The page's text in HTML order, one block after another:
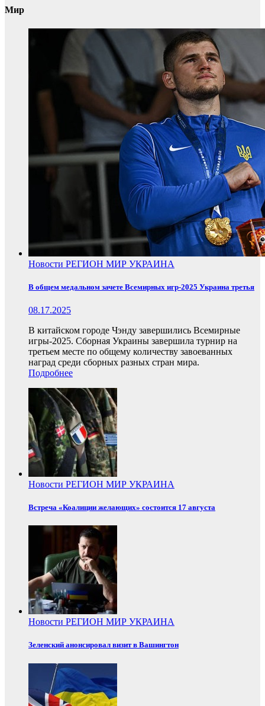
Мир
Новости РЕГИОН МИР УКРАИНА
В общем медальном зачете Всемирных игр-2025 Украина третья
08.17.2025
В китайском городе Чэнду завершились Всемирные
игры-2025. Сборная Украины завершила турнир на
третьем месте по общему количеству завоеванных
наград среди сборных разных стран мира.
Подробнее
Новости РЕГИОН МИР УКРАИНА
Встреча «Коалиции желающих» состоится 17 августа
Новости РЕГИОН МИР УКРАИНА
Зеленский анонсировал визит в Вашингтон